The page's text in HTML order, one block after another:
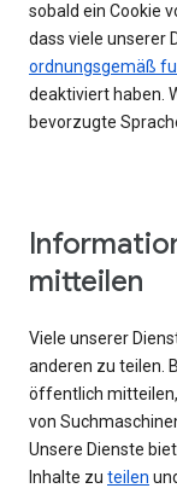
sobald ein Cookie
dass viele unserer
ordnungsgemäß
deaktiviert haben.
bevorzugte
mitteilen
Viele unserer
anderen zu teilen.
öffentlich
von
Unsere Dienste
Inhalte zu teilen